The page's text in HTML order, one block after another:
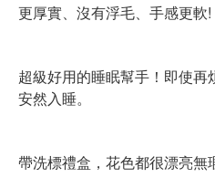
更厚實、沒有浮毛、手感更軟!
超級好用的睡眠幫手！即使再
安然入睡。
帶洗標禮盒，花色都很漂亮無